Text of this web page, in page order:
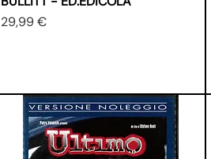
Prezzo
29,99 €